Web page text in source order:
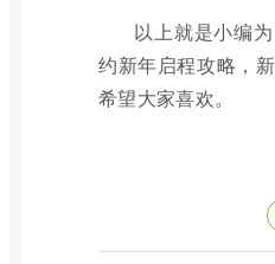
以上就是小编
约新年启程攻略，
希望大家喜欢。